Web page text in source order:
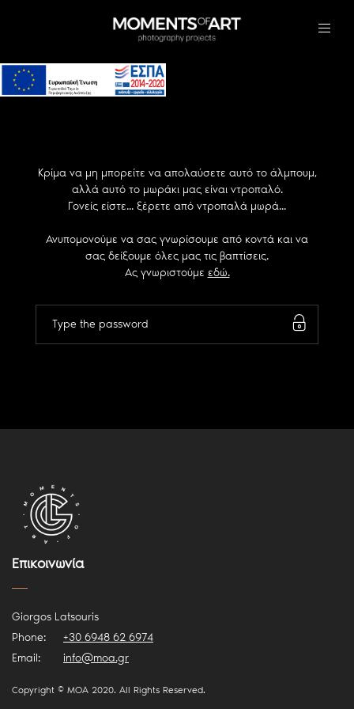
Κρίμα να μη μπορείτε να απολαύσετε αυτό το άλμπουμ,
αλλά αυτό το μωράκι μας είναι ντροπαλό.
Γονείς είστε... ξέρετε από ντροπαλά μωρά...
Ανυπομονούμε να σας γνωρίσουμε από κοντά και να
σας δείξουμε όλες μας τις βαπτίσεις.
Ας γνωριστούμε εδώ.
Επικοινωνία
Giorgos Latsouris
Phone:
+30 6948 62 6974
Email:
info@moa.gr
Copyright © MOA 2020. All Rights Reserved.